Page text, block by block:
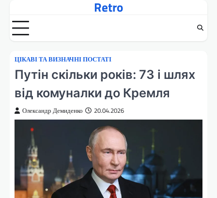
вмісту
Retro
ЦІКАВІ ТА ВИЗНАЧНІ ПОСТАТІ
Путін скільки років: 73 і шлях
від комуналки до Кремля
Олександр Демиденко 20.04.2026